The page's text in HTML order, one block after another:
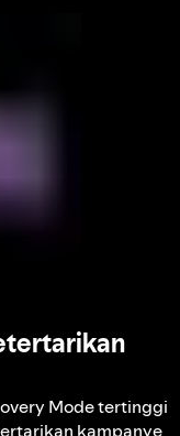
Mode tertinggi
kampanye